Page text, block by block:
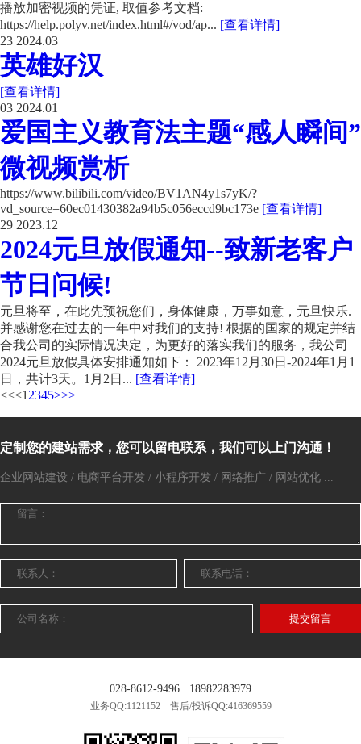
播放加密视频的凭证, 取值参考文档:
https://help.polyv.net/index.html#/vod/ap... [查看详情]
23 2024.03
英雄好汉
[查看详情]
03 2024.01
爱国主义教育法主题“感人瞬间”
微视频赏析
https://www.bilibili.com/video/BV1AN4y1s7yK/?
vd_source=60ec01430382a94b5c056eccd9bc173e [查看详情]
29 2023.12
2024元旦放假通知--致新老客户
节日问候!
元旦将至，在此先预祝您们，身体健康，万事如意，元旦快乐.
并感谢您在过去的一年中对我们的支持! 根据的国家的规定并结
合我公司的实际情况决定，为更好的落实我们的服务，我公司
2024元旦放假具体安排通知如下： 2023年12月30日-2024年1月1
日，共计3天。1月2日... [查看详情]
<<<1 2345>>>
定制您的建站需求，您可以留电联系，我们可以上门沟通！
企业网站建设 / 电商平台开发 / 小程序开发 / 网络推广 / 网站优化 ...
提交留言
028-8612-9496 18982283979
业务QQ:1121152 售后/投诉QQ:416369559